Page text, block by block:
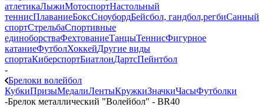
атлетикаЛыжиМотоспортНастольный
теннисПлаваниеБоксСноубордБейсбол, гандбол,регбиСанный
спортСтрельбаСпортивные
единоборстваФехтованиеТанцыТеннисФигурное
катаниеФутболХоккейДругие виды
спортаКиберспортБиатлонДартсПейнтбол
-
Брелоки волейбол
КубкиПризыМедалиЛентыКружкиЗначкиЧасыФутболки
-Брелок металлический "Волейбол" - BR40